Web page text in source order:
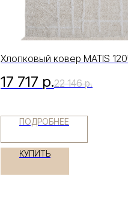
Хлопковый ковер MATIS
17 717 р.22 146 р.
ПОДРОБНЕЕ
КУПИТЬ